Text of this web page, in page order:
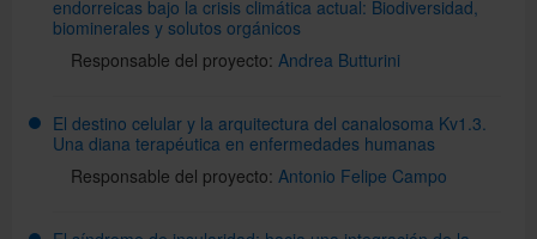
endorreicas bajo la crisis climática actual: Biodiversidad,
biominerales y solutos orgánicos
Responsable del proyecto: Andrea Butturini
El destino celular y la arquitectura del canalosoma Kv1.3.
Una diana terapéutica en enfermedades humanas
Responsable del proyecto: Antonio Felipe Campo